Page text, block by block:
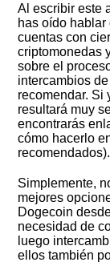
Al escribir este
has oído
cuentas con
criptomonedas
sobre el
intercambios
recomendar. Si
resultará muy
encontrarás
cómo hacerlo
recomendados).
Simplemente,
mejores
Dogecoin
necesidad de
luego
ellos también